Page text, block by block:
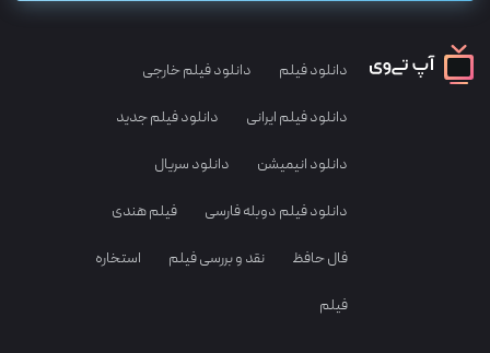
دانلود فیلم دانلود فیلم خارجی
دانلود فیلم ایرانی دانلود فیلم جدید
دانلود انیمیشن دانلود سریال
دانلود فیلم دوبله فارسی فیلم هندی
فال حافظ نقد و بررسی فیلم استخاره
فیلم